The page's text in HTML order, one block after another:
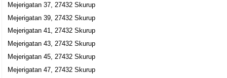
Mejerigatan 37, 27432 Skurup
Mejerigatan 39, 27432 Skurup
Mejerigatan 41, 27432 Skurup
Mejerigatan 43, 27432 Skurup
Mejerigatan 45, 27432 Skurup
Mejerigatan 47, 27432 Skurup